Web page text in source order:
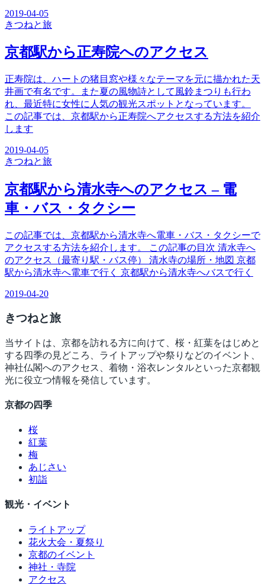
2019-04-05
きつねと旅
京都駅から正寿院へのアクセス
正寿院は、ハートの猪目窓や様々なテーマを元に描かれた天
井画で有名です。また夏の風物詩として風鈴まつりも行わ
れ、最近特に女性に人気の観光スポットとなっています。
この記事では、京都駅から正寿院へアクセスする方法を紹介
します
2019-04-05
きつねと旅
京都駅から清水寺へのアクセス – 電
車・バス・タクシー
この記事では、京都駅から清水寺へ電車・バス・タクシーで
アクセスする方法を紹介します。 この記事の目次 清水寺へ
のアクセス（最寄り駅・バス停） 清水寺の場所・地図 京都
駅から清水寺へ電車で行く 京都駅から清水寺へバスで行く
2019-04-20
きつねと旅
当サイトは、京都を訪れる方に向けて、桜・紅葉をはじめと
する四季の見どころ、ライトアップや祭りなどのイベント、
神社仏閣へのアクセス、着物・浴衣レンタルといった京都観
光に役立つ情報を発信しています。
京都の四季
桜
紅葉
梅
あじさい
初詣
観光・イベント
ライトアップ
花火大会・夏祭り
京都のイベント
神社・寺院
アクセス